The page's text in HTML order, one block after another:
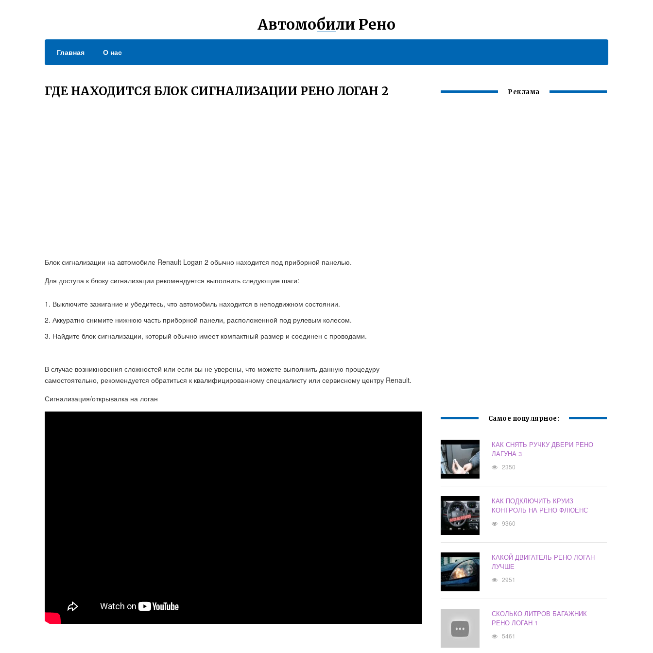
Автомобили Рено
Главная О нас
ГДЕ НАХОДИТСЯ БЛОК СИГНАЛИЗАЦИИ РЕНО ЛОГАН 2
Блок сигнализации на автомобиле Renault Logan 2 обычно находится под приборной панелью.
Для доступа к блоку сигнализации рекомендуется выполнить следующие шаги:
Выключите зажигание и убедитесь, что автомобиль находится в неподвижном состоянии.
Аккуратно снимите нижнюю часть приборной панели, расположенной под рулевым колесом.
Найдите блок сигнализации, который обычно имеет компактный размер и соединен с проводами.
В случае возникновения сложностей или если вы не уверены, что можете выполнить данную процедуру
самостоятельно, рекомендуется обратиться к квалифицированному специалисту или сервисному центру Renault.
Сигнализация/открывалка на логан
Реклама
Самое популярное:
КАК СНЯТЬ РУЧКУ ДВЕРИ РЕНО
ЛАГУНА 3
2350
КАК ПОДКЛЮЧИТЬ КРУИЗ
КОНТРОЛЬ НА РЕНО ФЛЮЕНС
9360
КАКОЙ ДВИГАТЕЛЬ РЕНО ЛОГАН
ЛУЧШЕ
2951
СКОЛЬКО ЛИТРОВ БАГАЖНИК
РЕНО ЛОГАН 1
5461